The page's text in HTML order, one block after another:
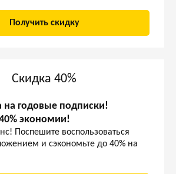
Получить скидку
Скидка 40%
на годовые подписки!
экономии!
Поспешите воспользоваться
и сэкономьте до 40% на